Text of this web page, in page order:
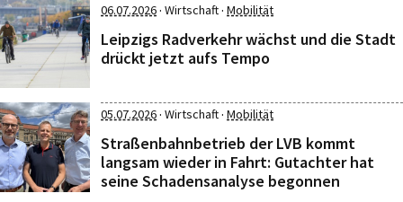
06.07.2026· Wirtschaft· Mobilität
Leipzigs Radverkehr wächst und die Stadt
drückt jetzt aufs Tempo
05.07.2026· Wirtschaft· Mobilität
Straßenbahnbetrieb der LVB kommt
langsam wieder in Fahrt: Gutachter hat
seine Schadensanalyse begonnen